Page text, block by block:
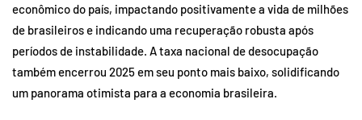
econômico do país, impactando positivamente a vida de milhões
de brasileiros e indicando uma recuperação robusta após
períodos de instabilidade. A taxa nacional de desocupação
também encerrou 2025 em seu ponto mais baixo, solidificando
um panorama otimista para a economia brasileira.